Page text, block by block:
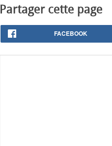
Partager cette page
FACEBOOK